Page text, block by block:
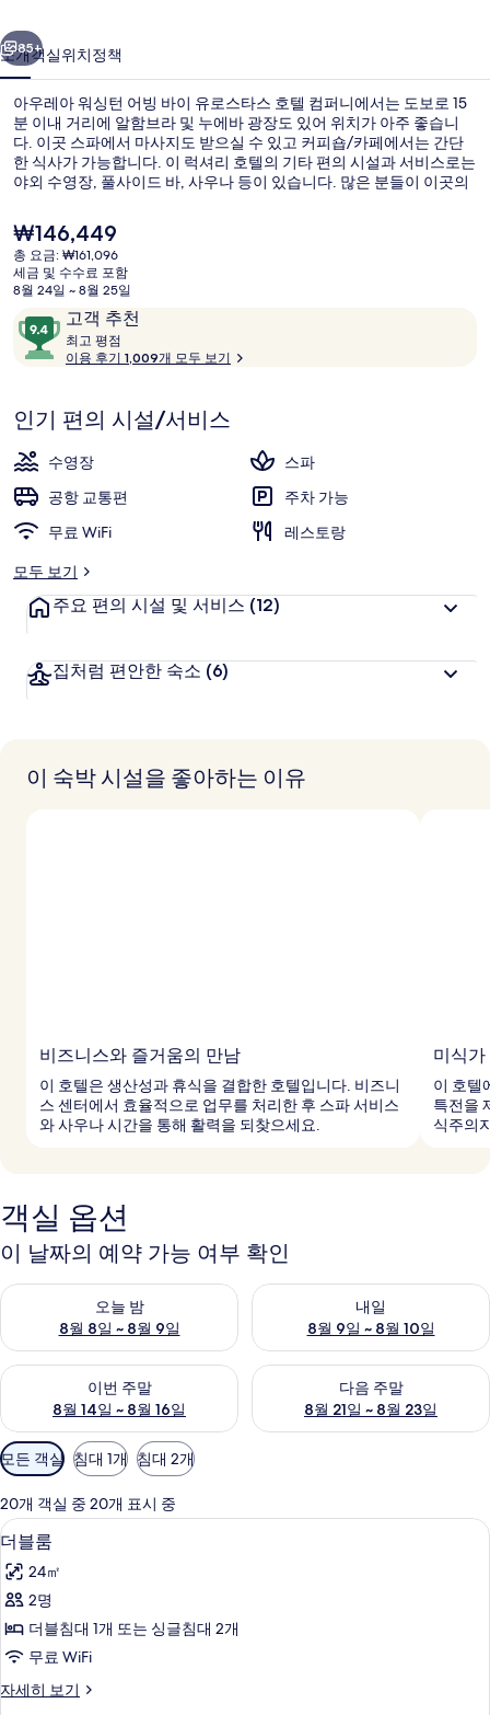
어
빙
바
이
유
로
스
타
스
컴
퍼
니
의
사
85+
소개객실위치정책
아우레아 워싱턴 어빙 바이 유로스타스 호텔 컴퍼니에서는 도보로 15
분 이내 거리에 알함브라 및 누에바 광장도 있어 위치가 아주 좋습니
다. 이곳 스파에서 마사지도 받으실 수 있고 커피숍/카페에서는 간단
한 식사가 가능합니다. 이 럭셔리 호텔의 기타 편의 시설과 서비스로는
야외 수영장, 풀사이드 바, 사우나 등이 있습니다. 많은 분들이 이곳의
현
재
가
격
₩146,449
₩146,449
총 요금: ₩161,096
세금 및 수수료 포함
8월 24일 ~ 8월 25일
이
용
후
고객 추천
10
점
만
중
9.4
점,
객
추
최고 평점
고
점
이용 후기 1,009개 모두 보기
인기 편의 시설/서비스
수영장
스파
공항 교통편
주차 가능
무료 WiFi
레스토랑
모두 보기
주요 편의 시설 및 서비스 (12)
집처럼 편안한 숙소 (6)
이 숙박 시설을 좋아하는 이유
비즈니스와 즐거움의 만남
이 호텔은 생산성과 휴식을 결합한 호텔입니다. 비즈니
스 센터에서 효율적으로 업무를 처리한 후 스파 서비스
와 사우나 시간을 통해 활력을 되찾으세요.
미식
이 호텔
특전을
식주의
객실 옵션
이 날짜의 예약 가능 여부 확인
오늘 밤
8월 8일 ~ 8월 9일
오늘 밤 예약 가능 여부 확인, 8월 8일 ~ 8월 9일
내일
8월 9일 ~ 8월 10일
내일 예약 가능 여부 확인, 8월
이번 주말
8월 14일 ~ 8월 16일
이번 주말 예약 가능 여부 확인, 8월 14일 ~ 8월 16일
다음 주말
8월 21일 ~ 8월 23일
다음 주말 예약 가능 여부 확인
객
실
에
사
용
가
능
한
터
모든 객실 침대 1개 침대 2개
20개 객실 중 20개 표시 중
더
블
룸
사
진
모
두
8
더블룸
24㎡
2명
더블침대 1개 또는 싱글침대 2개
무료 WiFi
자세히 보기
더